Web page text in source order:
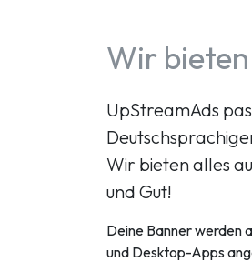
Wir
UpStreamAds
Wir bieten alles
und Gut!
Deine Banner werden
und Desktop-Apps